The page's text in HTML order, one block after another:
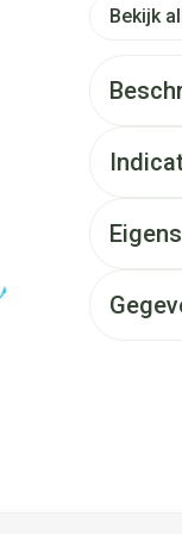
Bekijk